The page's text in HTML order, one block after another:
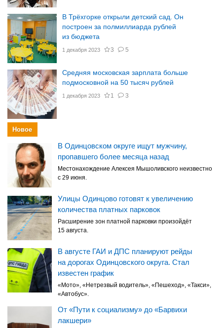
В Трёхгорке открыли детский сад. Он
построен за полмиллиарда рублей
из бюджета
1 декабря 2023 3 5
Средняя московская зарплата больше
подмосковной на 50 тысяч рублей
1 декабря 2023 1 3
Новое
В Одинцовском округе ищут мужчину,
пропавшего более месяца назад
Местонахождение Алексея Мышоливского неизвестно
с 29 июня.
Улицы Одинцово готовят к увеличению
количества платных парковок
Расширение зон платной парковки произойдёт
15 августа.
В августе ГАИ и ДПС планируют рейды
на дорогах Одинцовского округа. Стал
известен график
«Мото», «Нетрезвый водитель», «Пешеход», «Такси»,
«Автобус».
От «Пути к социализму» до «Барвихи
лакшери»